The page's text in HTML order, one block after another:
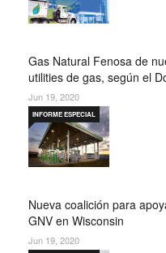
Gas Natural Fenosa de
utilities de gas, según el
Jun 19, 2020
Nueva coalición para
GNV en Wisconsin
INFORME ESPECIAL
Jun 19, 2020